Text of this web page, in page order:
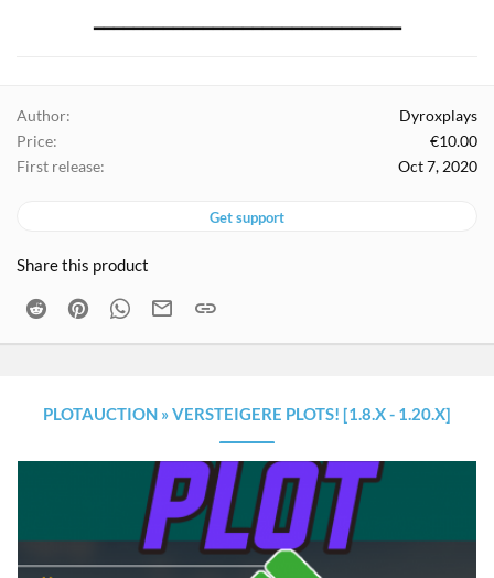
━━━━━━━━━━━━━━━━━━━━━━━━━━━━━━━​
Author
Dyroxplays
Price
€10.00
First release
Oct 7, 2020
Get support
Share this product
Reddit PinterestWhatsApp
Email
PLOTAUCTION » VERSTEIGERE PLOTS! [1.8.X - 1.20.X]